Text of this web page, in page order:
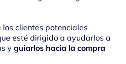
clientes potenciales
esté dirigido a ayudarlos a
y guiarlos hacia la compra